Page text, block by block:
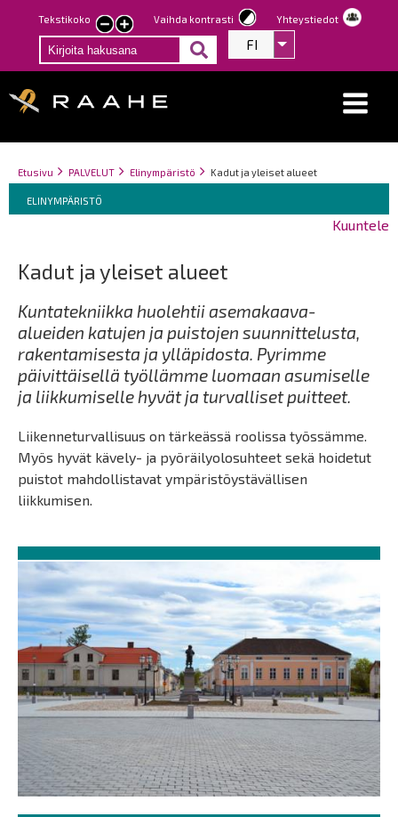
Hyppää
pääsisältöön
Tekstikoko
Pienennä
tekstin
kokoa
Suurenna
tekstin
kokoa
Vaihda kontrasti Yhteystiedot
FI Listaa
Breadcrumbs
You
here:
Etusivu PALVELUT Elinympäristö Kadut ja yleiset alueet
Breadcrumbs
You
are
ELINYMPÄRISTÖ
Kuuntele
Kadut ja yleiset alueet
Kuntatekniikka huolehtii asemakaava-
alueiden katujen ja puistojen suunnittelusta,
rakentamisesta ja ylläpidosta. Pyrimme
päivittäisellä työllämme luomaan asumiselle
ja liikkumiselle hyvät ja turvalliset puitteet.
Liikenneturvallisuus on tärkeässä roolissa työssämme.
Myös hyvät kävely- ja pyöräilyolosuhteet sekä hoidetut
puistot mahdollistavat ympäristöystävällisen
liikkumisen.